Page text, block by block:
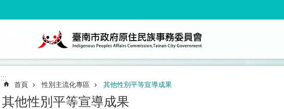
:::
首頁 性別主流化專區 其他性別平等宣導成果
其他性別平等宣導成果